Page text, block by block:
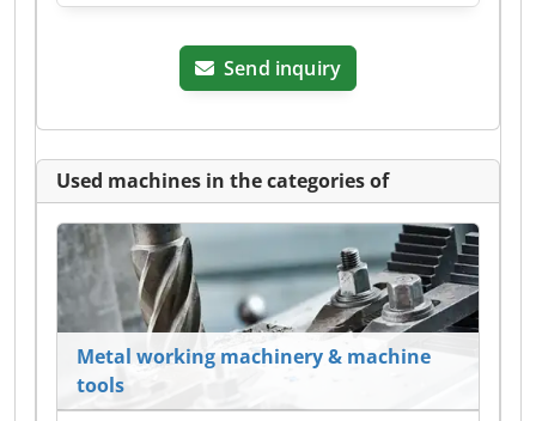
Send inquiry
Used machines in the categories of
Metal working machinery & machine
tools